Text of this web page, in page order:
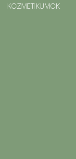
KOZMETIKUMOK